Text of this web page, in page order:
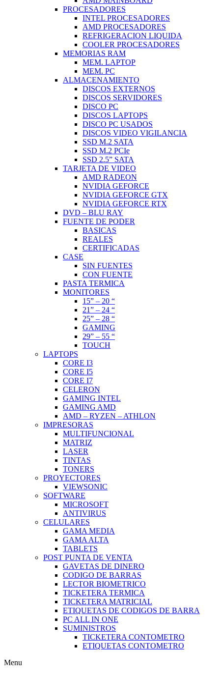
PROCESADORES
INTEL PROCESADORES
AMD PROCESADORES
REFRIGERACION LIQUIDA
COOLER PROCESADORES
MEMORIAS RAM
MEM. LAPTOP
MEM. PC
ALMACENAMIENTO
DISCOS EXTERNOS
DISCOS SERVIDORES
DISCO PC
DISCOS LAPTOPS
DISCO PC USADOS
DISCOS VIDEO VIGILANCIA
SSD M.2 SATA
SSD M.2 PCIe
SSD 2.5” SATA
TARJETA DE VIDEO
AMD RADEON
NVIDIA GEFORCE
NVIDIA GEFORCE GTX
NVIDIA GEFORCE RTX
DVD – BLU RAY
FUENTE DE PODER
BASICAS
REALES
CERTIFICADAS
CASE
SIN FUENTES
CON FUENTE
PASTA TERMICA
MONITORES
15” – 20 “
21” – 24 “
25” – 28 “
GAMING
29” – 55 “
TOUCH
LAPTOPS
CORE I3
CORE I5
CORE I7
CELERON
GAMING INTEL
GAMING AMD
AMD – RYZEN – ATHLON
IMPRESORAS
MULTIFUNCIONAL
MATRIZ
LASER
TINTAS
TONERS
PROYECTORES
VIEWSONIC
SOFTWARE
MICROSOFT
ANTIVIRUS
CELULARES
GAMA MEDIA
GAMA ALTA
TABLETS
POST PUNTA DE VENTA
GAVETAS DE DINERO
CODIGO DE BARRAS
LECTOR BIOMETRICO
TICKETERA TERMICA
TICKETERA MATRICIAL
ETIQUETAS DE CODIGOS DE BARRA
PC ALL IN ONE
SUMINISTROS
TICKETERA CONTOMETRO
ETIQUETAS CONTOMETRO
Menu